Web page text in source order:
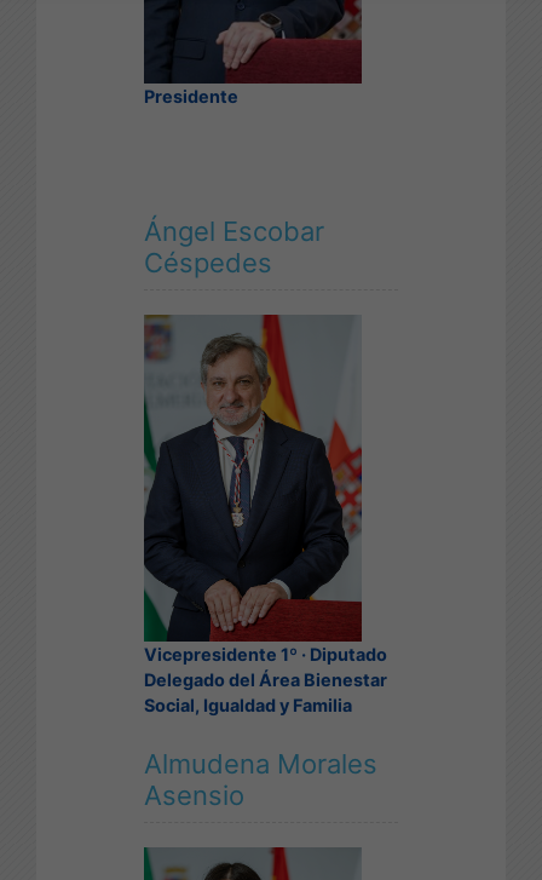
Presidente
Ángel Escobar
Céspedes
Vicepresidente 1º · Diputado
Delegado del Área Bienestar
Social, Igualdad y Familia
Almudena Morales
Asensio